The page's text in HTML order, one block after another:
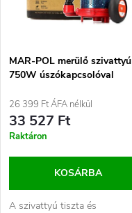
e
k
r
m
é
k
e
k
l
MAR-POL merülő szivattyú
750W úszókapcsolóval
26 399 Ft ÁFA nélkül
33 527 Ft
Raktáron
KOSÁRBA
A szivattyú tiszta és